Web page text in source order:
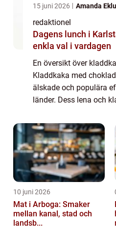
15 juni 2026 Amanda
redaktionel
Dagens lunch i
enkla val i vardagen
En översikt över
Kladdkaka med
älskade och populära
länder. Dess lena och
choklad, gör den till en
många...
10 juni 2026
Mat i Arboga: Smaker
mellan kanal, stad och
landsb...